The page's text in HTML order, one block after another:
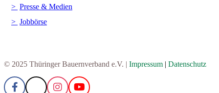
Presse & Medien
Jobbörse
© 2025 Thüringer Bauernverband e.V. | Impressum | Datenschutz